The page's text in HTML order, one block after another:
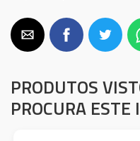
PRODUTOS
PROCURA ESTE